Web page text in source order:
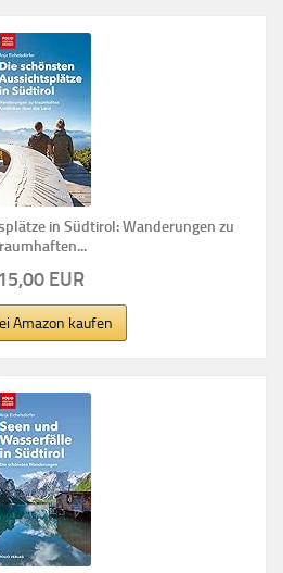
in Südtirol: Wanderungen zu
EUR
Amazon kaufen